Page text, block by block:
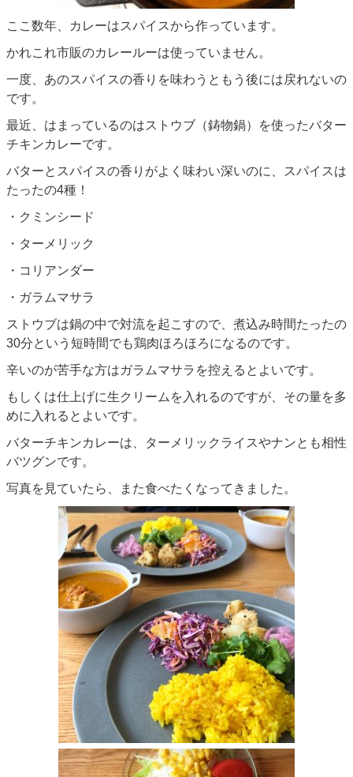
ここ数年、カレーはスパイスから作っています。
かれこれ市販のカレールーは使っていません。
一度、あのスパイスの香りを味わうともう後には戻れないの
です。
最近、はまっているのはストウブ（鋳物鍋）を使ったバター
チキンカレーです。
バターとスパイスの香りがよく味わい深いのに、スパイスは
たったの4種！
・クミンシード
・ターメリック
・コリアンダー
・ガラムマサラ
ストウブは鍋の中で対流を起こすので、煮込み時間たったの
30分という短時間でも鶏肉ほろほろになるのです。
辛いのが苦手な方はガラムマサラを控えるとよいです。
もしくは仕上げに生クリームを入れるのですが、その量を多
めに入れるとよいです。
バターチキンカレーは、ターメリックライスやナンとも相性
バツグンです。
写真を見ていたら、また食べたくなってきました。